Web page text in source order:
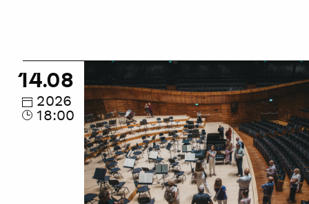
Wakacyjne
zwiedzanie
zakamarków
NOSPR
14.08
2026
18:00